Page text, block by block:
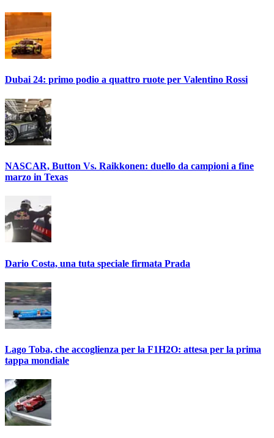
Dubai 24: primo podio a quattro ruote per Valentino Rossi
NASCAR, Button Vs. Raikkonen: duello da campioni a fine
marzo in Texas
Dario Costa, una tuta speciale firmata Prada
Lago Toba, che accoglienza per la F1H2O: attesa per la prima
tappa mondiale